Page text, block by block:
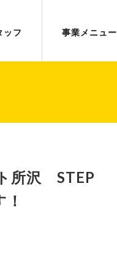
ッフ 事業メニュー
所沢 STEP